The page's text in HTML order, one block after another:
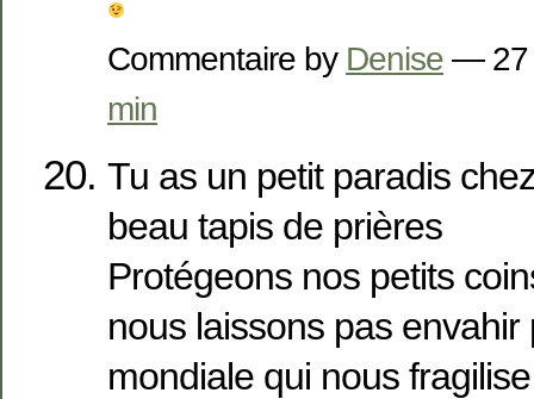
Commentaire by Denise — 27
min
Tu as un petit paradis
beau tapis de prières
Protégeons nos petits
nous laissons pas envahir
mondiale qui nous